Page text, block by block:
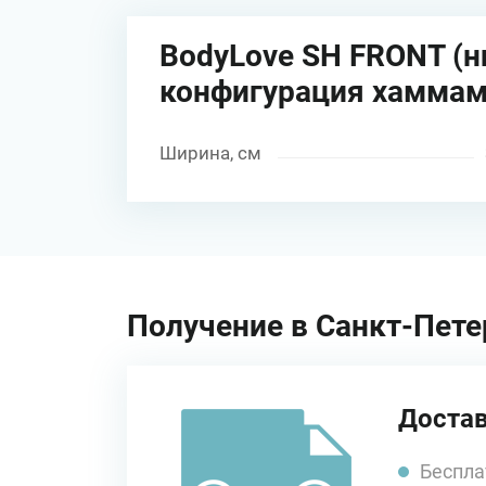
BodyLove SH FRONT
конфигурация
Ширина, см
Получение в Санкт-